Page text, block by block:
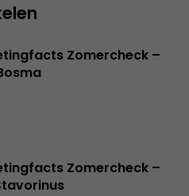
Zomercheck –
Zomercheck –